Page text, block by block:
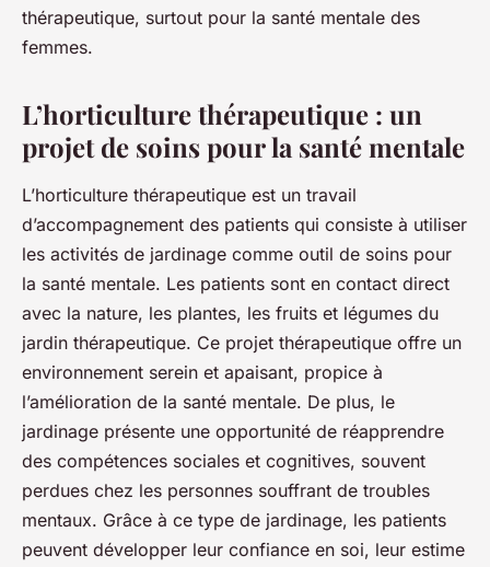
thérapeutique, surtout pour la santé mentale des
femmes.
L’horticulture thérapeutique : un
projet de soins pour la santé mentale
L’horticulture thérapeutique est un travail
d’accompagnement des patients qui consiste à utiliser
les activités de jardinage comme outil de soins pour
la santé mentale. Les patients sont en contact direct
avec la nature, les plantes, les fruits et légumes du
jardin thérapeutique. Ce projet thérapeutique offre un
environnement serein et apaisant, propice à
l’amélioration de la santé mentale. De plus, le
jardinage présente une opportunité de réapprendre
des compétences sociales et cognitives, souvent
perdues chez les personnes souffrant de troubles
mentaux. Grâce à ce type de jardinage, les patients
peuvent développer leur confiance en soi, leur estime